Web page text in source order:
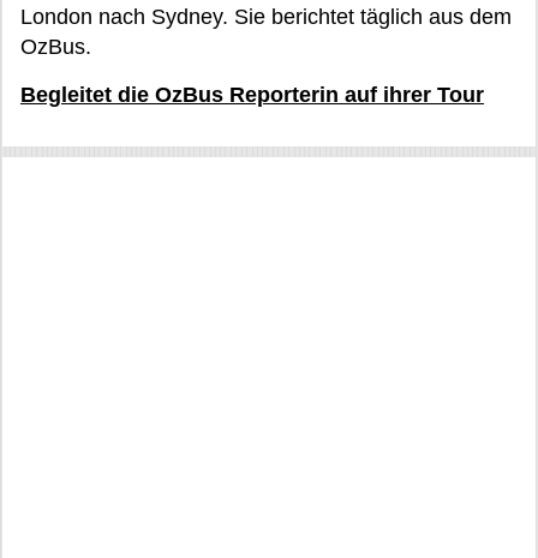
London nach Sydney. Sie berichtet täglich aus dem
OzBus.
Begleitet die OzBus Reporterin auf ihrer Tour